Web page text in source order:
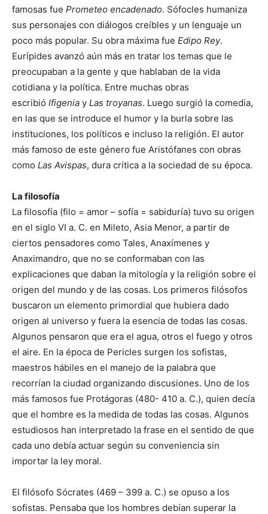
famosas fue Prometeo encadenado. Sófocles humaniza
sus personajes con diálogos creíbles y un lenguaje un
poco más popular. Su obra máxima fue Edipo Rey.
Eurípides avanzó aún más en tratar los temas que le
preocupaban a la gente y que hablaban de la vida
cotidiana y la política. Entre muchas obras
escribió Ifigenia y Las troyanas. Luego surgió la comedia,
en las que se introduce el humor y la burla sobre las
instituciones, los políticos e incluso la religión. El autor
más famoso de este género fue Aristófanes con obras
como Las Avispas, dura crítica a la sociedad de su época.
La filosofía
La filosofía (filo = amor – sofía = sabiduría) tuvo su origen
en el siglo VI a. C. en Mileto, Asia Menor, a partir de
ciertos pensadores como Tales, Anaxímenes y
Anaximandro, que no se conformaban con las
explicaciones que daban la mitología y la religión sobre el
origen del mundo y de las cosas. Los primeros filósofos
buscaron un elemento primordial que hubiera dado
origen al universo y fuera la esencia de todas las cosas.
Algunos pensaron que era el agua, otros el fuego y otros
el aire. En la época de Pericles surgen los sofistas,
maestros hábiles en el manejo de la palabra que
recorrían la ciudad organizando discusiones. Uno de los
más famosos fue Protágoras (480- 410 a. C.), quien decía
que el hombre es la medida de todas las cosas. Algunos
estudiosos han interpretado la frase en el sentido de que
cada uno debía actuar según su conveniencia sin
importar la ley moral.
El filósofo Sócrates (469 – 399 a. C.) se opuso a los
sofistas. Pensaba que los hombres debían superar la